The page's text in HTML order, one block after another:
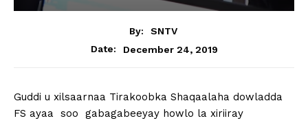
By:
SNTV
Date:
December 24, 2019
Guddi u xilsaarnaa Tirakoobka Shaqaalaha dowladda
FS ayaa soo gabagabeeyay howlo la xiriiray